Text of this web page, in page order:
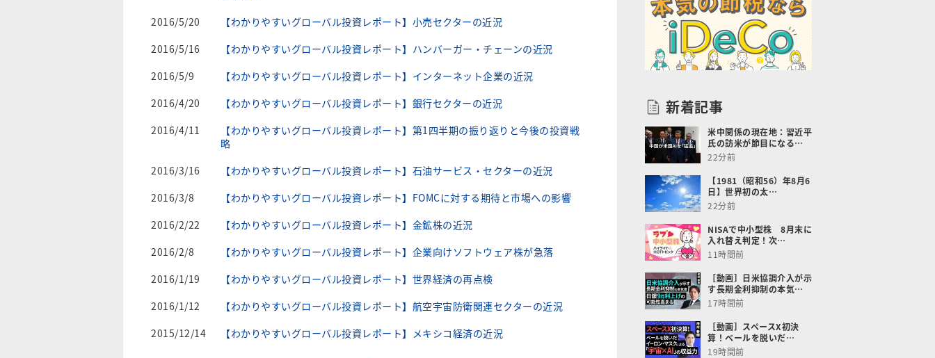
2016/5/20
【わかりやすいグローバル投資レポート】小売セクターの近況
2016/5/16
【わかりやすいグローバル投資レポート】ハンバーガー・チェーンの近況
2016/5/9
【わかりやすいグローバル投資レポート】インターネット企業の近況
2016/4/20
【わかりやすいグローバル投資レポート】銀行セクターの近況
2016/4/11
【わかりやすいグローバル投資レポート】第1四半期の振り返りと今後の投資戦
略
2016/3/16
【わかりやすいグローバル投資レポート】石油サービス・セクターの近況
2016/3/8
【わかりやすいグローバル投資レポート】FOMCに対する期待と市場への影響
2016/2/22
【わかりやすいグローバル投資レポート】金鉱株の近況
2016/2/8
【わかりやすいグローバル投資レポート】企業向けソフトウェア株が急落
2016/1/19
【わかりやすいグローバル投資レポート】世界経済の再点検
2016/1/12
【わかりやすいグローバル投資レポート】航空宇宙防衛関連セクターの近況
2015/12/14
【わかりやすいグローバル投資レポート】メキシコ経済の近況
新着記事
米中関係の現在地：習近平
氏の訪米が節目になる…
22分前
【1981（昭和56）年8月6
日】世界初の太…
22分前
NISAで中小型株 8月末に
入れ替え判定！次…
11時間前
［動画］日米協調介入が示
す長期金利抑制の本気…
17時間前
［動画］スペースX初決
算！​ベールを脱いだ​…
19時間前